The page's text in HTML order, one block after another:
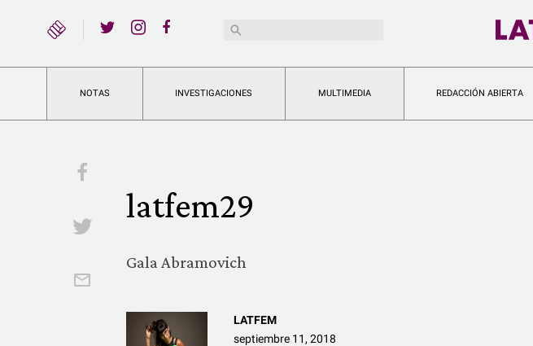
YouTubeBuscar:
NOTAS INVESTIGACIONES MULTIMEDIA REDACCIÓN ABIERTA
latfem29
Gala Abramovich
LATFEM
septiembre 11, 2018